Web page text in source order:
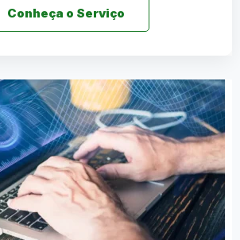
Conheça o Serviço